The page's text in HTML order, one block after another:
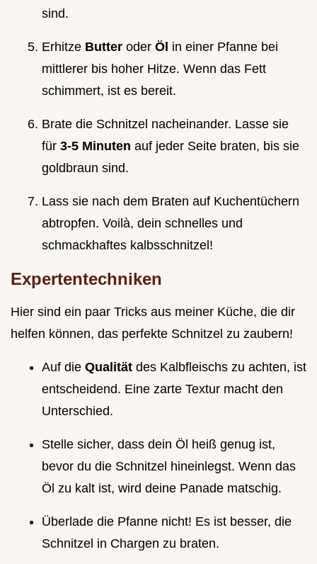
sind.
Erhitze Butter oder Öl in einer Pfanne bei
mittlerer bis hoher Hitze. Wenn das Fett
schimmert, ist es bereit.
Brate die Schnitzel nacheinander. Lasse sie
für 3-5 Minuten auf jeder Seite braten, bis sie
goldbraun sind.
Lass sie nach dem Braten auf Kuchentüchern
abtropfen. Voilà, dein schnelles und
schmackhaftes kalbsschnitzel!
Expertentechniken
Hier sind ein paar Tricks aus meiner Küche, die dir
helfen können, das perfekte Schnitzel zu zaubern!
Auf die Qualität des Kalbfleischs zu achten, ist
entscheidend. Eine zarte Textur macht den
Unterschied.
Stelle sicher, dass dein Öl heiß genug ist,
bevor du die Schnitzel hineinlegst. Wenn das
Öl zu kalt ist, wird deine Panade matschig.
Überlade die Pfanne nicht! Es ist besser, die
Schnitzel in Chargen zu braten.